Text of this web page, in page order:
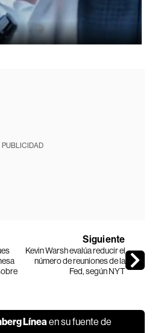
PUBLICIDAD
Siguiente
Kevin Warsh evalúa reducir el
número de reuniones de la
Fed, según NYT
Líneaen su fuente de